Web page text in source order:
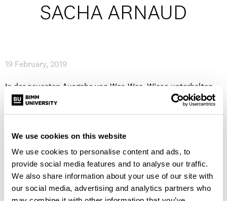
We use cookies on this website
We use cookies to personalise content and ads, to
provide social media features and to analyse our traffic.
We also share information about your use of our site with
our social media, advertising and analytics partners who
IMPRESSUM
SACHA ARNAUD
19 February, 2019
In der neuesten Ausgabe von Wer, Was, Wieso unterhalten
wir uns mit Sacha Arnaud aus Frankkreich, der bei uns
WELCHE MUSIK HÖRST DU ZUR ZEIT:
Aktuell höre ich ziemlich häufig Yasmine Hamdan– eine
Libanesiche Sängern und Trip Hop Künstlerin. Sie war
ziemlich erfolgreich mit ihrem ersten Projekt SoapKills,
bevor ihre Solo-Karriere startete. Ich finde, ihre Musik und